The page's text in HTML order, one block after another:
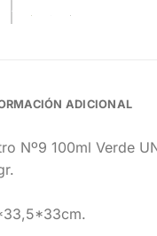
ADICIONAL
Nº9 100ml Verde